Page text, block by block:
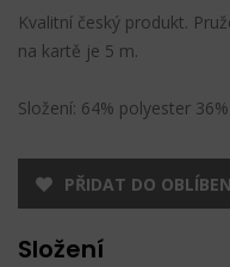
Kvalitní český produkt.
na kartě je 5 m.
Složení: 64% polyester
PŘIDAT DO
Složení